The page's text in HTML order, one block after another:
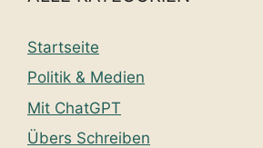
Startseite
Politik & Medien
Mit ChatGPT
Übers Schreiben